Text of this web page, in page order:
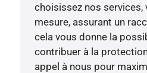
choisissez nos services,
mesure, assurant un
cela vous donne la
contribuer à la
appel à nous pour